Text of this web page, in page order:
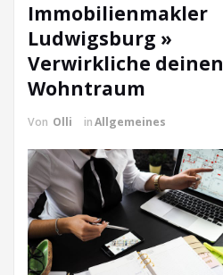
Immobilienmakler
Ludwigsburg »
Verwirkliche deinen
Wohntraum
Von Olli inAllgemeines